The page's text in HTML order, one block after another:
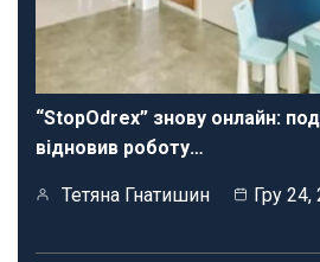
“StopOdrex” знову онлайн:
відновив роботу…
Тетяна Гнатишин Гру 24,